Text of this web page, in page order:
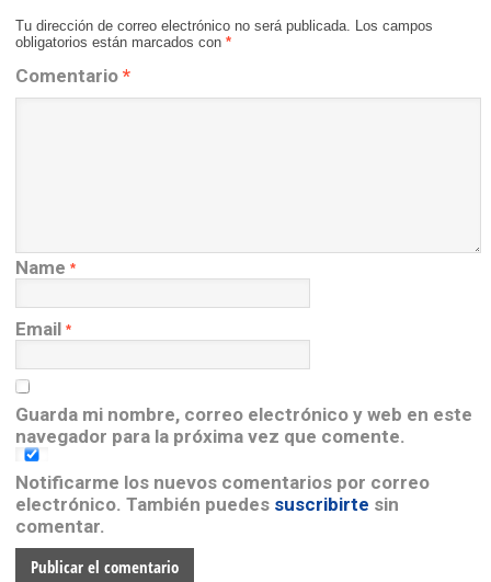
Tu dirección de correo electrónico no será publicada. Los campos
obligatorios están marcados con *
Comentario *
Name *
Email *
Guarda mi nombre, correo electrónico y web en este
navegador para la próxima vez que comente.
Notificarme los nuevos comentarios por correo
electrónico. También puedes suscribirte sin
comentar.